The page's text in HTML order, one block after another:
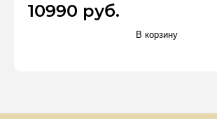
10990 руб.
В корзину